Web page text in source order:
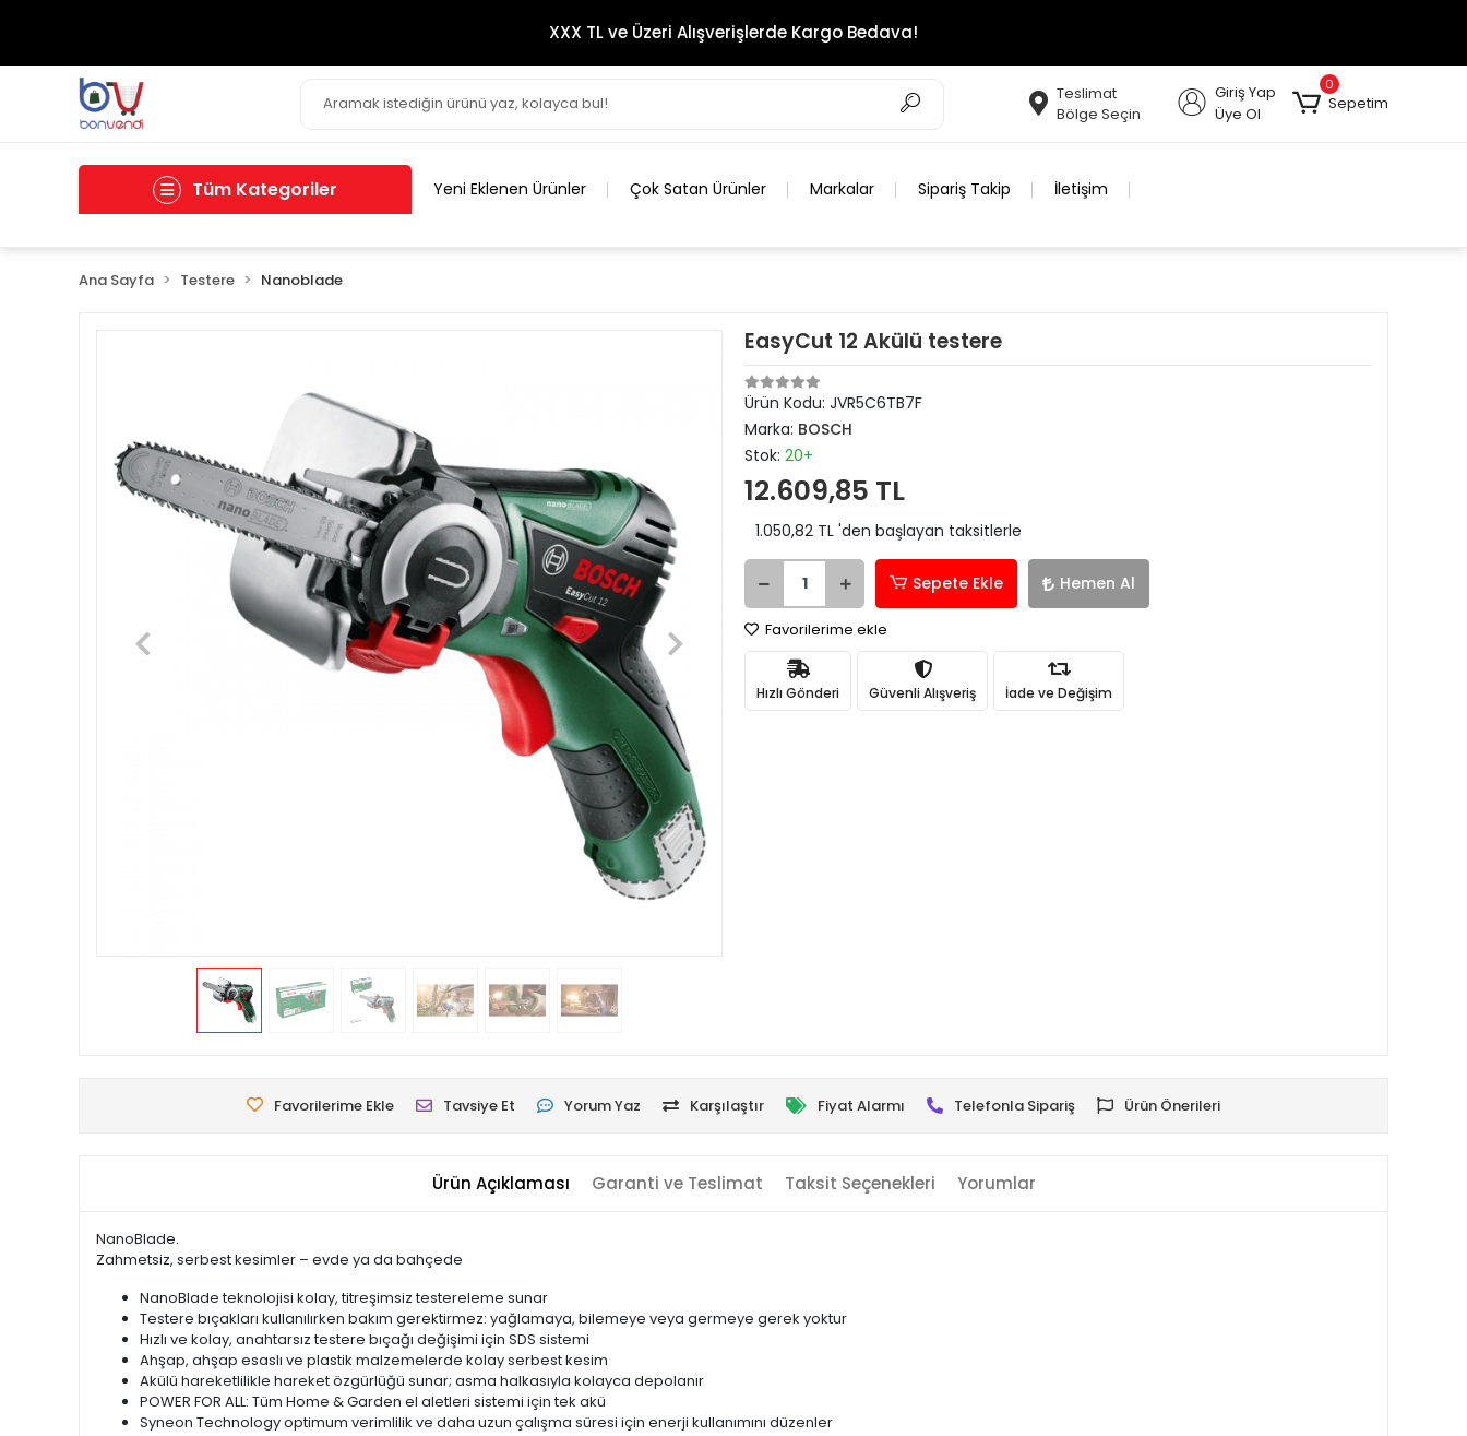
XXX TL ve Üzeri Alışverişlerde Kargo Bedava!
Teslimat
Bölge Seçin
Giriş Yap
Üye Ol
0
Sepetim
Tüm Kategoriler Yeni Eklenen Ürünler Çok Satan Ürünler Markalar Sipariş Takip İletişim
Ana Sayfa Testere Nanoblade
EasyCut 12 Akülü testere
Ürün Kodu: JVR5C6TB7F
Marka: BOSCH
Stok: 20+
12.609,85 TL
1.050,82 TL 'den başlayan taksitlerle
Sepete Ekle Hemen Al
Favorilerime ekle
Hızlı Gönderi Güvenli Alışveriş İade ve Değişim
Favorilerime Ekle Tavsiye Et Yorum Yaz Karşılaştır Fiyat Alarmı Telefonla Sipariş Ürün Önerileri
Ürün Açıklaması Garanti ve Teslimat Taksit Seçenekleri Yorumlar
NanoBlade.
Zahmetsiz, serbest kesimler – evde ya da bahçede
NanoBlade teknolojisi kolay, titreşimsiz testereleme sunar
Testere bıçakları kullanılırken bakım gerektirmez: yağlamaya, bilemeye veya germeye gerek yoktur
Hızlı ve kolay, anahtarsız testere bıçağı değişimi için SDS sistemi
Ahşap, ahşap esaslı ve plastik malzemelerde kolay serbest kesim
Akülü hareketlilikle hareket özgürlüğü sunar; asma halkasıyla kolayca depolanır
POWER FOR ALL: Tüm Home & Garden el aletleri sistemi için tek akü
Syneon Technology optimum verimlilik ve daha uzun çalışma süresi için enerji kullanımını düzenler